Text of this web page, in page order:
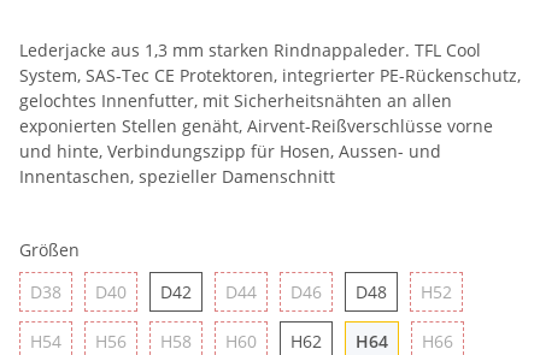
Lederjacke aus 1,3 mm starken Rindnappaleder. TFL Cool
System, SAS-Tec CE Protektoren, integrierter PE-Rückenschutz,
gelochtes Innenfutter, mit Sicherheitsnähten an allen
exponierten Stellen genäht, Airvent-Reißverschlüsse vorne
und hinte, Verbindungszipp für Hosen, Aussen- und
Innentaschen, spezieller Damenschnitt
Größen
D38 D38 D40D40 D42 D42 D44D44 D46 D46 D48D48 H52 H52
H54H54 H56 H56 H58 H58 H60H60 H62 H64H64 H66 H66